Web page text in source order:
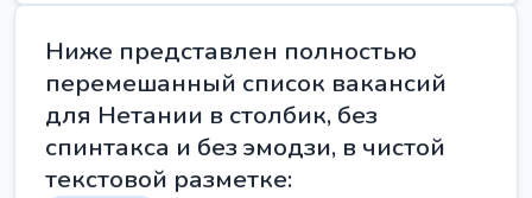
Ниже представлен полностью
перемешанный список вакансий
для Нетании в столбик, без
спинтакса и без эмодзи, в чистой
текстовой разметке: